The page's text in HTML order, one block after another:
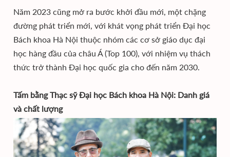
Năm 2023 cũng mở ra bước khởi đầu mới, một chặng
đường phát triển mới, với khát vọng phát triển Đại học
Bách khoa Hà Nội thuộc nhóm các cơ sở giáo dục đại
học hàng đầu của châu Á (Top 100), với nhiệm vụ thách
thức trở thành Đại học quốc gia cho đến năm 2030.
Tấm bằng Thạc sỹ Đại học Bách khoa Hà Nội: Danh giá
và chất lượng